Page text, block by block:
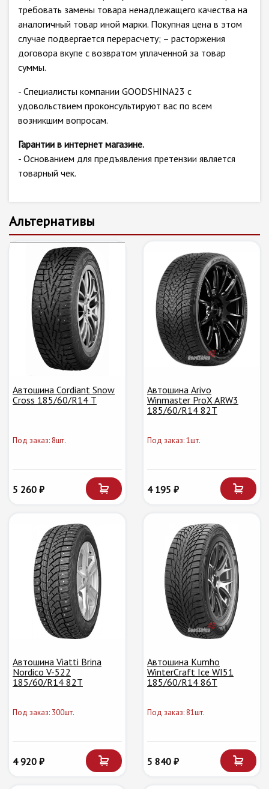
требовать замены товара ненадлежащего качества на
аналогичный товар иной марки. Покупная цена в этом
случае подвергается перерасчету; – расторжения
договора вкупе с возвратом уплаченной за товар
суммы.
- Специалисты компании GOODSHINA23 с
удовольствием проконсультируют вас по всем
возникшим вопросам.
Гарантии в интернет магазине.
- Основанием для предъявления претензии является
товарный чек.
Альтернативы
Автошина Cordiant Snow
Cross 185/60/R14 T
Под заказ: 8шт.
5 260 ₽
Автошина Arivo
Winmaster ProX ARW3
185/60/R14 82T
Под заказ: 1шт.
4 195 ₽
Автошина Viatti Brina
Nordico V-522
185/60/R14 82T
Под заказ: 300шт.
4 920 ₽
Автошина Kumho
WinterCraft Ice WI51
185/60/R14 86T
Под заказ: 81шт.
5 840 ₽